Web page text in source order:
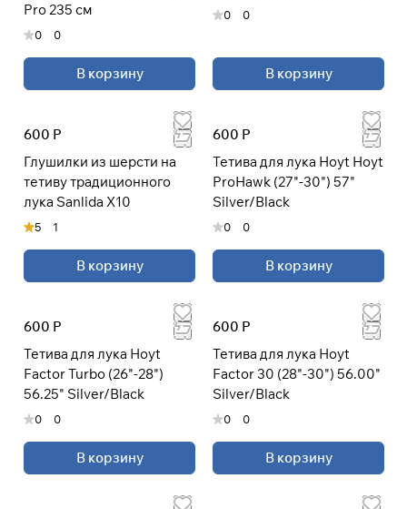
Pro 235 см
0 0
В корзину
0 0
В корзину
600 Р
Глушилки из шерсти на
тетиву традиционного
лука Sanlida X10
5 1
В корзину
600 Р
Тетива для лука Hoyt Hoyt
ProHawk (27"-30") 57"
Silver/Black
0 0
В корзину
600 Р
Тетива для лука Hoyt
Factor Turbo (26"-28")
56.25" Silver/Black
0 0
В корзину
600 Р
Тетива для лука Hoyt
Factor 30 (28"-30") 56.00"
Silver/Black
0 0
В корзину